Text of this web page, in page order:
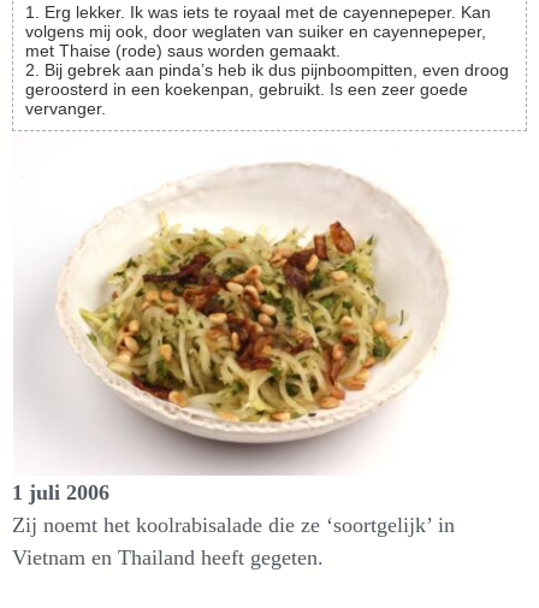
1. Erg lekker. Ik was iets te royaal met de cayennepeper. Kan
volgens mij ook, door weglaten van suiker en cayennepeper,
met Thaise (rode) saus worden gemaakt.
2. Bij gebrek aan pinda’s heb ik dus pijnboompitten, even droog
geroosterd in een koekenpan, gebruikt. Is een zeer goede
vervanger.
1 juli 2006
Zij noemt het koolrabisalade die ze ‘soortgelijk’ in
Vietnam en Thailand heeft gegeten.